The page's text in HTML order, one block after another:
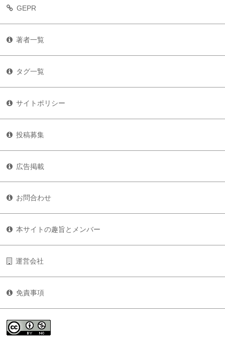
GEPR
著者一覧
タグ一覧
サイトポリシー
投稿募集
広告掲載
お問合わせ
本サイトの趣旨とメンバー
運営会社
免責事項